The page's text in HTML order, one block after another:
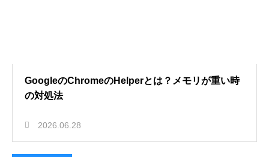
GoogleのChromeのHelperとは？メモリが重い時
の対処法
2026.06.28